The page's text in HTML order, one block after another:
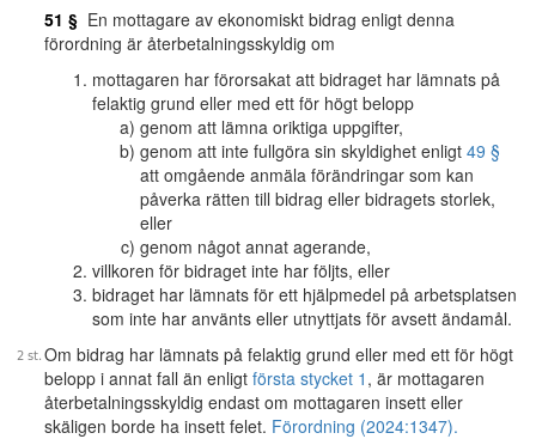
51 § En mottagare av ekonomiskt bidrag enligt denna
förordning är återbetalningsskyldig om
mottagaren har förorsakat att bidraget har lämnats på
felaktig grund eller med ett för högt belopp
genom att lämna oriktiga uppgifter,
genom att inte fullgöra sin skyldighet enligt 49 §
att omgående anmäla förändringar som kan
påverka rätten till bidrag eller bidragets storlek,
eller
genom något annat agerande,
villkoren för bidraget inte har följts, eller
bidraget har lämnats för ett hjälpmedel på arbetsplatsen
som inte har använts eller utnyttjats för avsett ändamål.
Om bidrag har lämnats på felaktig grund eller med ett för högt
belopp i annat fall än enligt första stycket 1 , är mottagaren
återbetalningsskyldig endast om mottagaren insett eller
skäligen borde ha insett felet. Förordning (2024:1347).